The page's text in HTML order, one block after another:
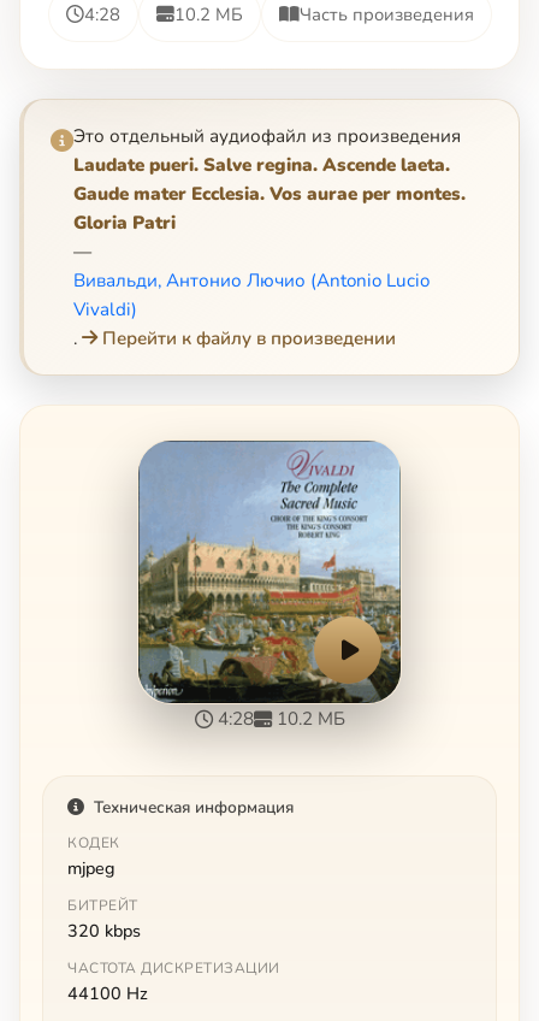
4:28 10.2 МБ Часть произведения
Это отдельный аудиофайл из произведения
Laudate pueri. Salve regina. Ascende laeta.
Gaude mater Ecclesia. Vos aurae per montes.
Gloria Patri
—
Вивальди, Антонио Лючио (Antonio Lucio
Vivaldi)
.
Перейти к файлу в произведении
4:28 10.2 МБ
Техническая информация
КОДЕК
mjpeg
БИТРЕЙТ
320 kbps
ЧАСТОТА ДИСКРЕТИЗАЦИИ
44100 Hz